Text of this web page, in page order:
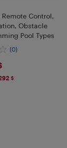
Remote Control,
Obstacle
Pool Types
(0)
$